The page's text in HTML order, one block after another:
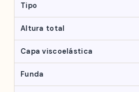
Tipo
Altura total
Capa viscoelástica
Funda